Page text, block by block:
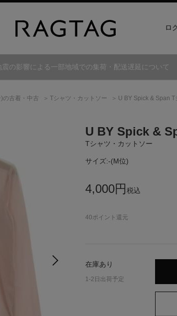
ロ
の影響による一部地域での集荷・配送遅延について
の古着・中古 Tシャツ・カットソー U BY Spick & Span
U BY Spick &
Tシャツ・カットソー
サイズ:-(M位)
4,000円 税込
40ポイント還元
在庫あり
1-2日出荷予定